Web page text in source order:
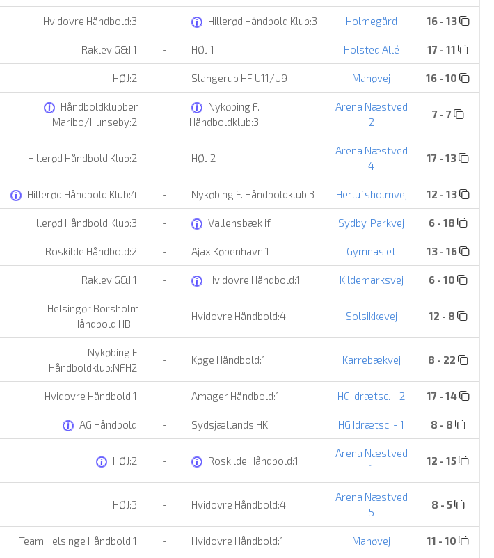
Hvidovre Håndbold:3 - Hillerød Håndbold Klub:3 Holmegård 16 - 13
Raklev G&I:1 - HØJ:1 Holsted Allé 17 - 11
HØJ:2 - Slangerup HF U11/U9 Manøvej 16 - 10
Håndboldklubben
Maribo/Hunseby:2
-
Nykøbing F.
Håndboldklub:3
Arena Næstved
2
7 - 7
Hillerød Håndbold Klub:2 - HØJ:2
Arena Næstved
4
17 - 13
Hillerød Håndbold Klub:4 - Nykøbing F. Håndboldklub:3 Herlufsholmvej 12 - 13
Hillerød Håndbold Klub:3 - Vallensbæk if Sydby, Parkvej 6 - 18
Roskilde Håndbold:2 - Ajax København:1 Gymnasiet 13 - 16
Raklev G&I:1 - Hvidovre Håndbold:1 Kildemarksvej 6 - 10
Helsingør Borsholm
Håndbold HBH
- Hvidovre Håndbold:4 Solsikkevej 12 - 8
Nykøbing F.
Håndboldklub:NFH2
- Køge Håndbold:1 Karrebækvej 8 - 22
Hvidovre Håndbold:1 - Amager Håndbold:1 HG Idrætsc. - 2 17 - 14
AG Håndbold - Sydsjællands HK HG Idrætsc. - 1 8 - 8
HØJ:2 - Roskilde Håndbold:1
Arena Næstved
1
12 - 15
HØJ:3 - Hvidovre Håndbold:4
Arena Næstved
5
8 - 5
Team Helsinge Håndbold:1 - Hvidovre Håndbold:1 Manøvej 11 - 10